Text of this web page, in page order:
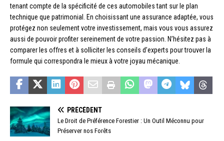
tenant compte de la spécificité de ces automobiles tant sur le plan
technique que patrimonial. En choisissant une assurance adaptée, vous
protégez non seulement votre investissement, mais vous vous assurez
aussi de pouvoir profiter sereinement de votre passion. N’hésitez pas à
comparer les offres et à solliciter les conseils d’experts pour trouver la
formule qui correspondra le mieux à votre joyau mécanique.
PRÉCÉDENT
Le Droit de Préférence Forestier : Un Outil Méconnu pour
Préserver nos Forêts